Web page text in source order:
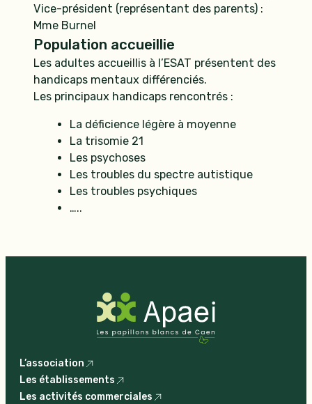
Vice-président (représentant des parents) :
Mme Burnel
Population accueillie
Les adultes accueillis à l’ESAT présentent des
handicaps mentaux différenciés.
Les principaux handicaps rencontrés :
La déficience légère à moyenne
La trisomie 21
Les psychoses
Les troubles du spectre autistique
Les troubles psychiques
…..
L’association
Les établissements
Les activités commerciales